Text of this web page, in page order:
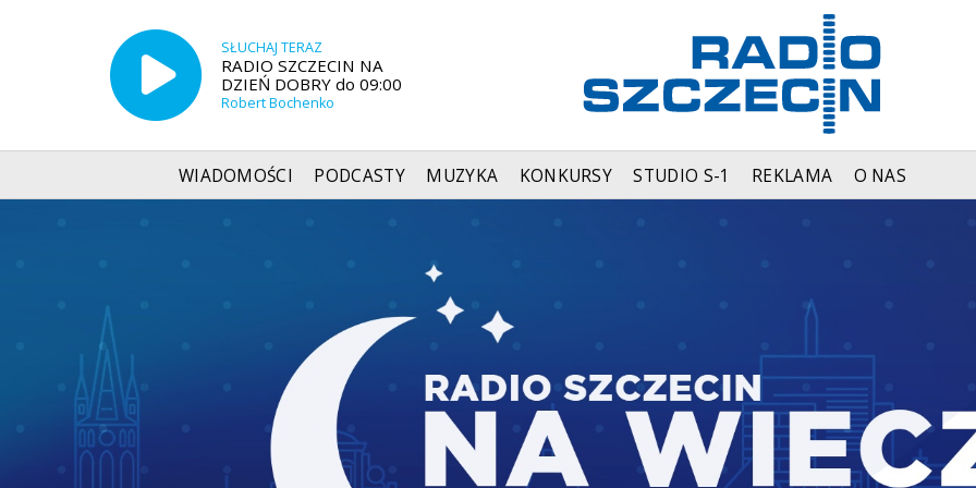
SŁUCHAJ TERAZ
RADIO SZCZECIN NA
DZIEŃ DOBRY do 09:00
Robert Bochenko
WIADOMOŚCI PODCASTY MUZYKA KONKURSY STUDIO S-1 REKLAMA O NAS